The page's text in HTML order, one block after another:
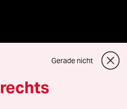
Gerade nicht